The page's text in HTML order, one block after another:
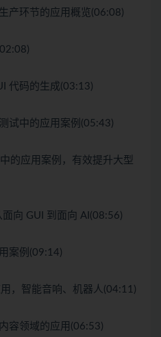
产环节的应用概览(06:08)
代码的生成(03:13)
试中的应用案例(05:43)
的应用案例，有效提升大型
向 GUI 到面向 AI(08:56)
案例(09:14)
，智能音响、机器人(04:11)
容领域的应用(06:53)